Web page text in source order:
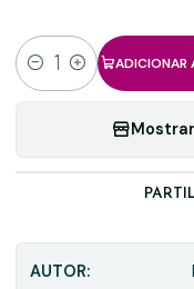
Quantidade
ADICIONAR
AUTOR: